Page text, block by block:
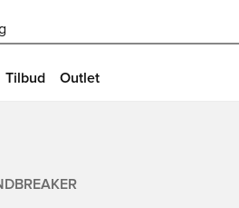
Tilbud Outlet